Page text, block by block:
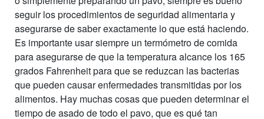
seguir los procedimientos de seguridad alimentaria y
asegurarse de saber exactamente lo que está haciendo.
Es importante usar siempre un termómetro de comida
para asegurarse de que la temperatura alcance los 165
grados Fahrenheit para que se reduzcan las bacterias
que pueden causar enfermedades transmitidas por los
alimentos. Hay muchas cosas que pueden determinar el
tiempo de asado de todo el pavo, que es qué tan